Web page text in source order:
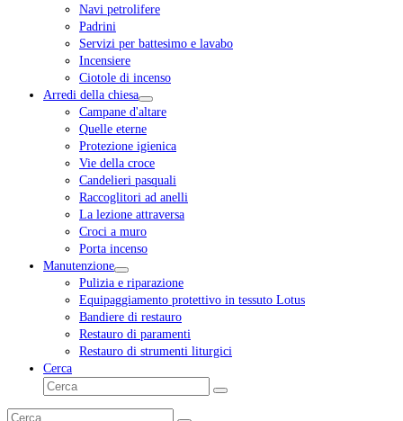
Navi petrolifere
Padrini
Servizi per battesimo e lavabo
Incensiere
Ciotole di incenso
Arredi della chiesa
Campane d'altare
Quelle eterne
Protezione igienica
Vie della croce
Candelieri pasquali
Raccoglitori ad anelli
La lezione attraversa
Croci a muro
Porta incenso
Manutenzione
Pulizia e riparazione
Equipaggiamento protettivo in tessuto Lotus
Bandiere di restauro
Restauro di paramenti
Restauro di strumenti liturgici
Cerca
Cerca
Invia
Cerca